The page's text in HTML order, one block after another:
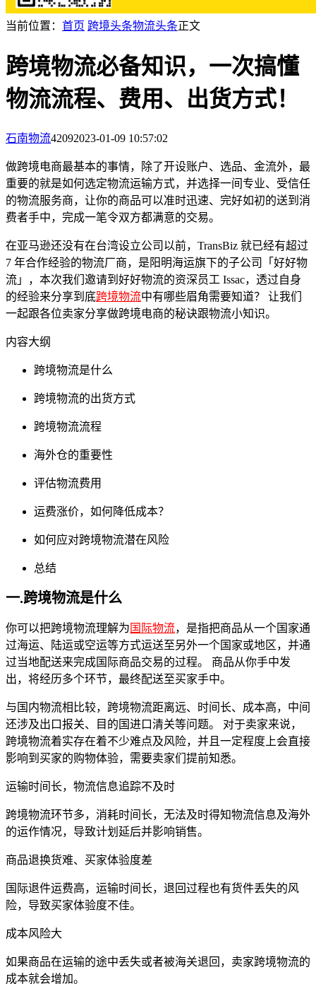
当前位置： 首页 跨境头条物流头条正文
跨境物流必备知识，一次搞懂
物流流程、费用、出货方式！
石南物流42092023-01-09 10:57:02
做跨境电商最基本的事情，除了开设账户、选品、金流外，最
重要的就是如何选定物流运输方式，并选择一间专业、受信任
的物流服务商，让你的商品可以准时迅速、完好如初的送到消
费者手中，完成一笔令双方都满意的交易。
在亚马逊还没有在台湾设立公司以前，TransBiz 就已经有超过
7 年合作经验的物流厂商，是阳明海运旗下的子公司「好好物
流」，本次我们邀请到好好物流的资深员工 Issac，透过自身
的经验来分享到底跨境物流中有哪些眉角需要知道？ 让我们
一起跟各位卖家分享做跨境电商的秘诀跟物流小知识。
内容大纲
跨境物流是什么
跨境物流的出货方式
跨境物流流程
海外仓的重要性
评估物流费用
运费涨价，如何降低成本？
如何应对跨境物流潜在风险
总结
一.跨境物流是什么
你可以把跨境物流理解为 国际物流，是指把商品从一个国家通
过海运、陆运或空运等方式运送至另外一个国家或地区，并通
过当地配送来完成国际商品交易的过程。 商品从你手中发
出，将经历多个环节，最终配送至买家手中。
与国内物流相比较，跨境物流距离远、时间长、成本高，中间
还涉及出口报关、目的国进口清关等问题。 对于卖家来说，
跨境物流着实存在着不少难点及风险，并且一定程度上会直接
影响到买家的购物体验，需要卖家们提前知悉。
运输时间长，物流信息追踪不及时
跨境物流环节多，消耗时间长，无法及时得知物流信息及海外
的运作情况，导致计划延后并影响销售。
商品退换货难、买家体验度差
国际退件运费高，运输时间长，退回过程也有货件丢失的风
险，导致买家体验度不佳。
成本风险大
如果商品在运输的途中丢失或者被海关退回，卖家跨境物流的
成本就会增加。